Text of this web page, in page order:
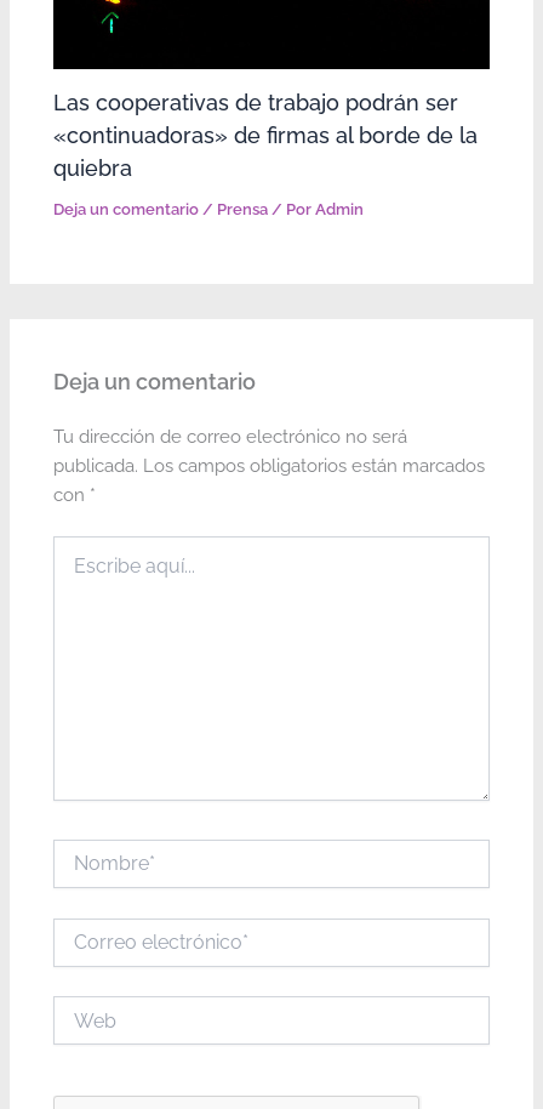
Las cooperativas de trabajo podrán ser
«continuadoras» de firmas al borde de la
quiebra
Deja un comentario / Prensa / PorAdmin
Deja un comentario
Tu dirección de correo electrónico no será
publicada. Los campos obligatorios están marcados
con *
aquí...
electrónico*